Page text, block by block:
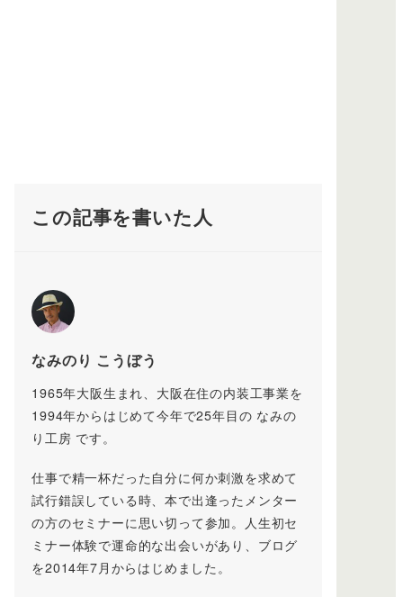
この記事を書いた人
なみのり こうぼう
1965年大阪生まれ、大阪在住の内装工事業を
1994年からはじめて今年で25年目の なみの
り工房 です。
仕事で精一杯だった自分に何か刺激を求めて
試行錯誤している時、本で出逢ったメンター
の方のセミナーに思い切って参加。人生初セ
ミナー体験で運命的な出会いがあり、ブログ
を2014年7月からはじめました。